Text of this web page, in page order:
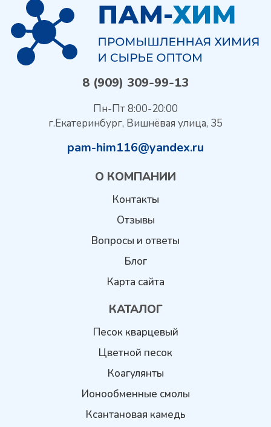
8 (909) 309-99-13
Пн-Пт 8:00-20:00
г.Екатеринбург, Вишнёвая улица, 35
pam-him116@yandex.ru
О КОМПАНИИ
Контакты
Отзывы
Вопросы и ответы
Блог
Карта сайта
КАТАЛОГ
Песок кварцевый
Цветной песок
Коагулянты
Ионообменные смолы
Ксантановая камедь